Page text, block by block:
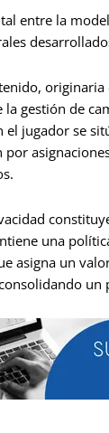
entre la
gestión de
el jugador se
por
una
asigna un